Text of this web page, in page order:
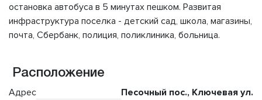
остановка автобуса в 5 минутах пешком. Развитая
инфраструктура поселка - детский сад, школа, магазины,
почта, Сбербанк, полиция, поликлиника, больница.
Расположение
Адрес
Песочный пос., Ключевая ул.